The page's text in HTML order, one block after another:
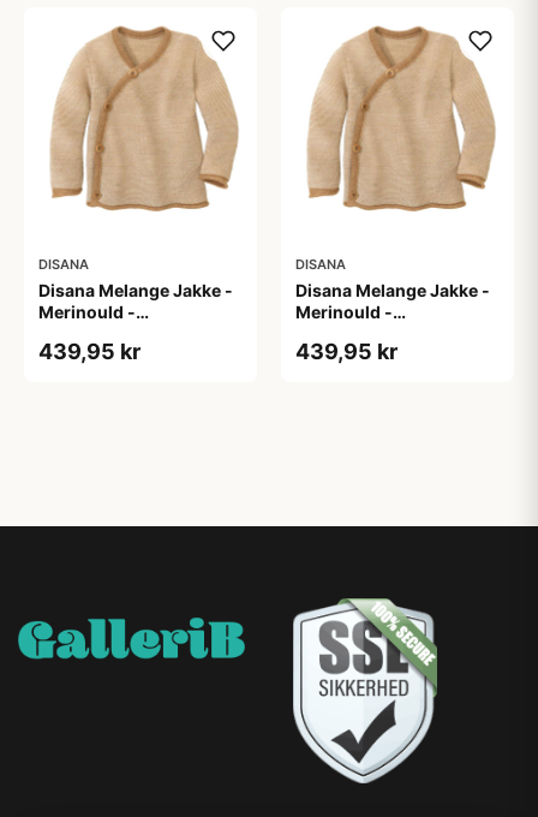
DISANA
Disana Melange Jakke -
Merinould -
439,95 kr
DISANA
Disana Melange Jakke -
Merinould -
439,95 kr